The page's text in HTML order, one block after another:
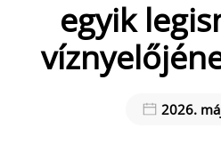
egyik
2026.